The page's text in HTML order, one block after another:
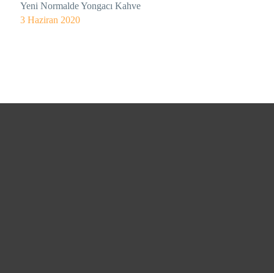
Yeni Normalde Yongacı Kahve
3 Haziran 2020